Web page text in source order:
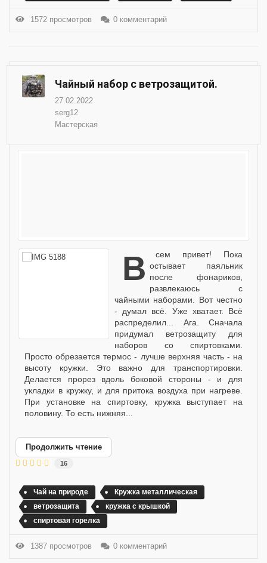
1572 просмотров 0 комментарий
Чайный набор с ветрозащитой.
27.02.2022
serg12
Мастерская
Всем привет! Пока остывает паяльник
после фонариков,
развлекаюсь с
чайными наборами. Вот честно
- думал всё. Уже хватает. Всё
распределил... Ага. Сначала
придумал ветрозащиту для
наборов со спиртовками.
Просто обрезается термос - лучше верхняя часть - на
высоту кружки. Это важно для транспортировки.
Делается прорез вдоль боковой стороны - и для
укладки в кружку, и для притока воздуха при нагреве.
При установке на спиртовку, кружка выступает на
половину. То есть нижняя...
Продолжить чтение
16
Чай на природе
Кружка металлическая
ветрозащита
кружка с крышкой
спиртовая горелка
1387 просмотров 0 комментарий